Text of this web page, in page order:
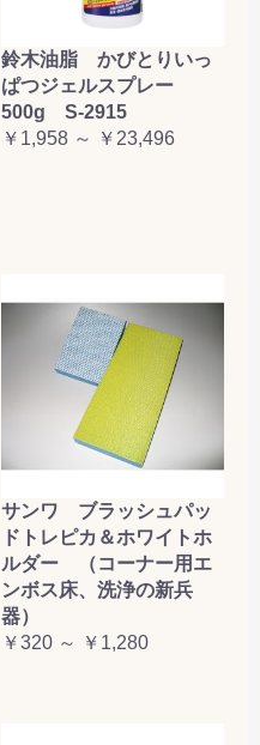
鈴木油脂 かびとりいっ
ぱつジェルスプレー
500g S-2915
￥1,958 ～ ￥23,496
サンワ ブラッシュパッ
ドトレピカ＆ホワイトホ
ルダー （コーナー用エ
ンボス床、洗浄の新兵
器）
￥320 ～ ￥1,280